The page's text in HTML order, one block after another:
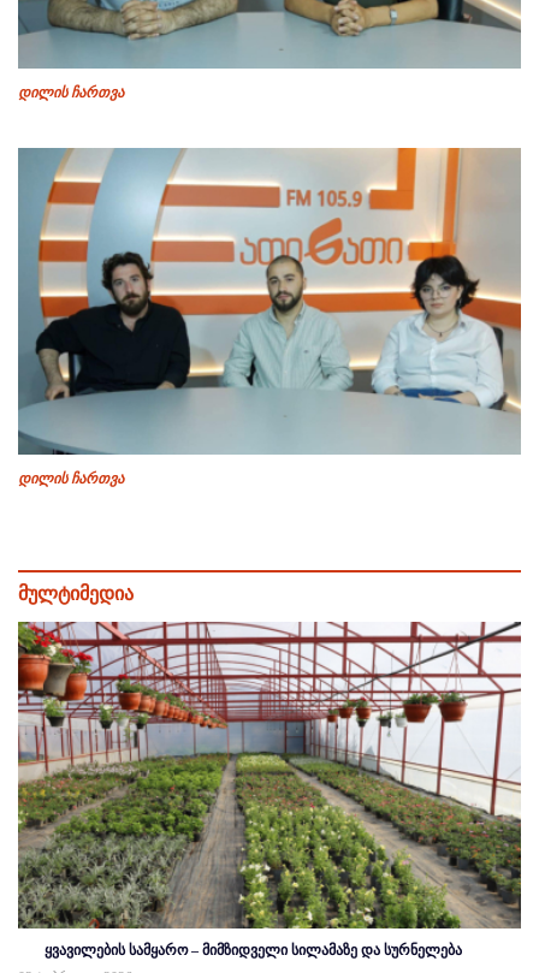
დილის ჩართვა
დილის ჩართვა
მულტიმედია
ყვავილების სამყარო – მიმზიდველი სილამაზე და სურნელება